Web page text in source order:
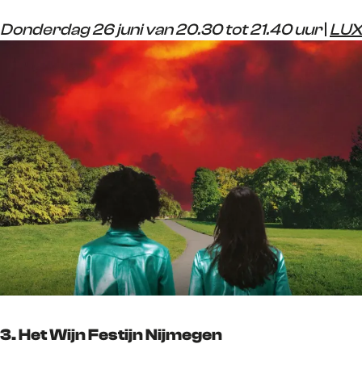
Donderdag 26 juni van 20.30 tot 21.40 uur LUX
3. Het Wijn Festijn Nijmegen